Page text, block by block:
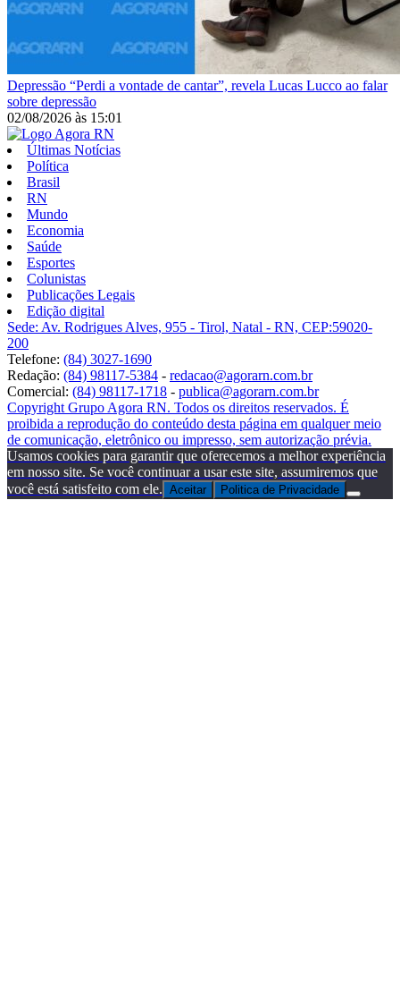
Depressão “Perdi a vontade de cantar”, revela Lucas Lucco ao falar
sobre depressão
02/08/2026 às 15:01
Últimas Notícias
Política
Brasil
RN
Mundo
Economia
Saúde
Esportes
Colunistas
Publicações Legais
Edição digital
Sede: Av. Rodrigues Alves, 955 - Tirol, Natal - RN, CEP:59020-
200
Telefone: (84) 3027-1690
Redação: (84) 98117-5384 - redacao@agorarn.com.br
Comercial: (84) 98117-1718 - publica@agorarn.com.br
Copyright Grupo Agora RN. Todos os direitos reservados. É
proibida a reprodução do conteúdo desta página em qualquer meio
de comunicação, eletrônico ou impresso, sem autorização prévia.
Usamos cookies para garantir que oferecemos a melhor experiência
em nosso site. Se você continuar a usar este site, assumiremos que
você está satisfeito com ele. Aceitar Politica de Privacidade